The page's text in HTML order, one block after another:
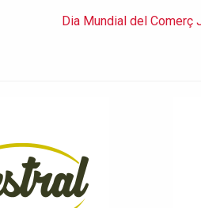
Dia Mundial del Comerç